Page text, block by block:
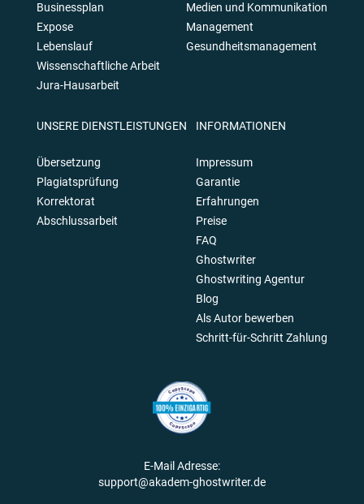
Businessplan
Expose
Lebenslauf
Wissenschaftliche Arbeit
Jura-Hausarbeit
Medien und Kommunikation
Management
Gesundheitsmanagement
UNSERE DIENSTLEISTUNGEN
Übersetzung
Plagiatsprüfung
Korrektorat
Abschlussarbeit
INFORMATIONEN
Impressum
Garantie
Erfahrungen
Preise
FAQ
Ghostwriter
Ghostwriting Agentur
Blog
Als Autor bewerben
Schritt-für-Schritt Zahlung
E-Mail Adresse:
support@akadem-ghostwriter.de